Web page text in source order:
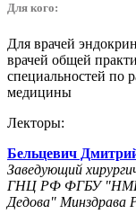
Для кого:
Для врачей
врачей общей
специальностей по
медицины
Лекторы:
Бельцевич
Заведующий
ГНЦ РФ ФГБУ "НМИЦ
Дедова" Минздрава